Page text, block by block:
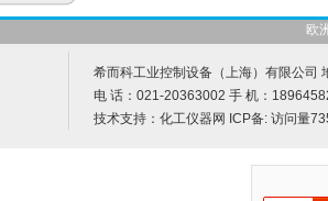
欧
希而科工业控制设备（上海）有限公司
电 话：021-20363002 手 机：
技术支持： 化工仪器网 ICP备: 访问量